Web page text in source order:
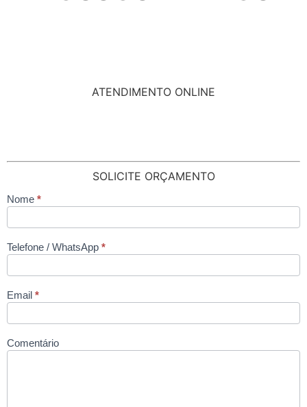
ATENDIMENTO ONLINE
SOLICITE ORÇAMENTO
contato
Nome *
Telefone / WhatsApp *
Email *
Comentário